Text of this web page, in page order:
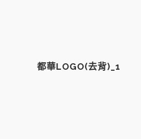
都華LOGO(去背)_1